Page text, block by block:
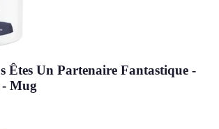
Êtes Un Partenaire Fantastique -
Mug